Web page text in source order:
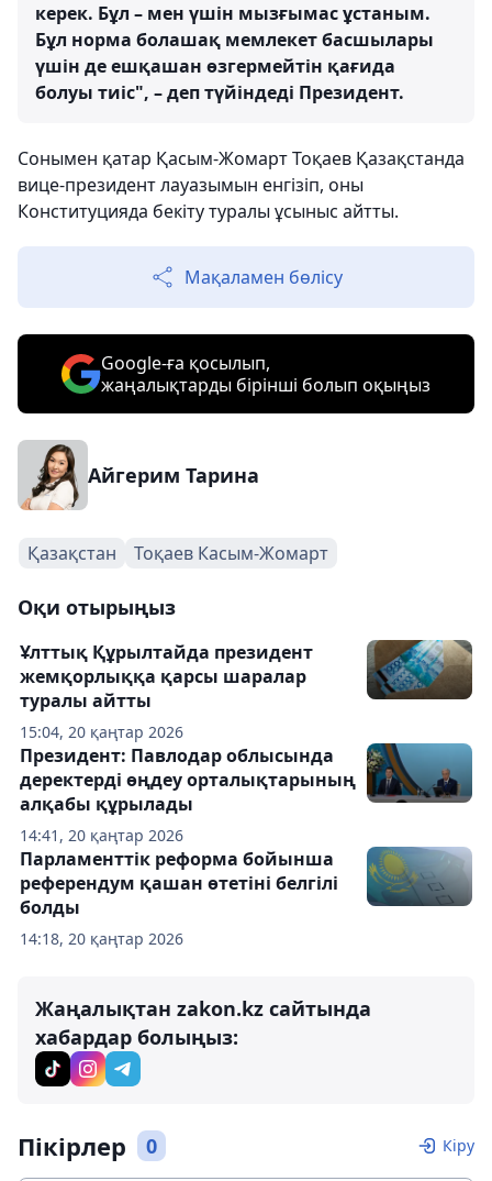
керек. Бұл – мен үшін мызғымас ұстаным.
Бұл норма болашақ мемлекет басшылары
үшін де ешқашан өзгермейтін қағида
болуы тиіс", – деп түйіндеді Президент.
Сонымен қатар Қасым-Жомарт Тоқаев Қазақстанда
вице-президент лауазымын енгізіп, оны
Конституцияда бекіту туралы ұсыныс айтты.
Мақаламен бөлісу
Google-ға қосылып,
жаңалықтарды бірінші болып оқыңыз
Айгерим Тарина
Қазақстан Тоқаев Касым-Жомарт
Оқи отырыңыз
15:04, 20 қаңтар 2026
Ұлттық Құрылтайда президент
жемқорлыққа қарсы шаралар
туралы айтты
14:41, 20 қаңтар 2026
Президент: Павлодар облысында
деректерді өңдеу орталықтарының
алқабы құрылады
14:18, 20 қаңтар 2026
Парламенттік реформа бойынша
референдум қашан өтетіні белгілі
болды
Жаңалықтан zakon.kz сайтында
хабардар болыңыз:
Пікірлер 0 Кіру